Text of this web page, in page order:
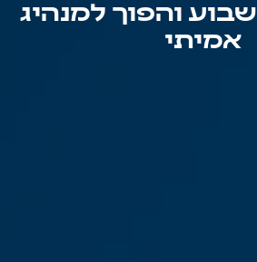
שבוע והפוך למנהיג
אמיתי